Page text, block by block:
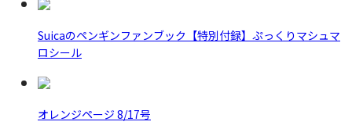
Suicaのペンギンファンブック【特別付録】ぷっくりマシュマ
ロシール
オレンジページ 8/17号